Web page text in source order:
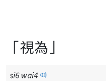
「視為」
si6wai4